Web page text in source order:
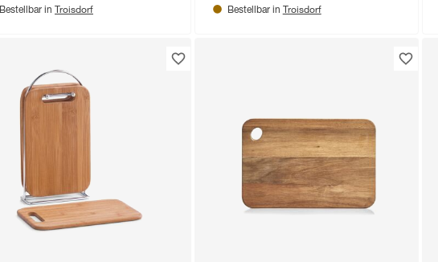
Bestellbar in Troisdorf
Bestellbar in Troisdorf